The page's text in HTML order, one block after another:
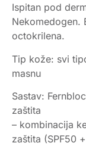
Ispitan pod
Nekomedogen.
octokrilena.
Tip kože: svi
masnu
Sastav:
zaštita
– kombinacija
zaštita (SPF50